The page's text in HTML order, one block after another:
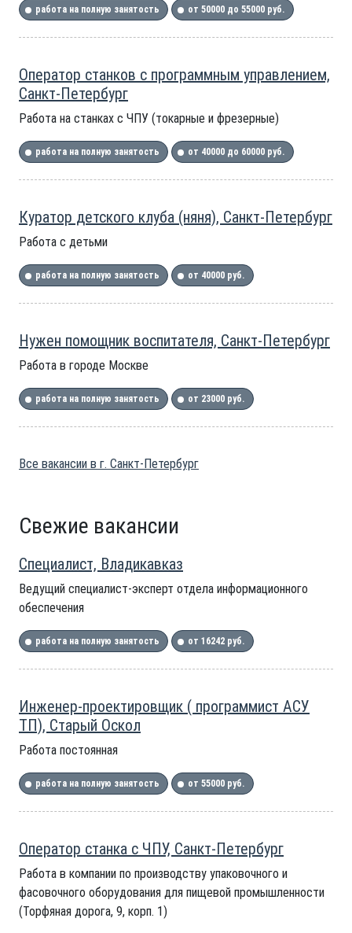
работа на полную занятость от 50000 до 55000 руб.
Оператор станков с программным управлением,
Санкт-Петербург
Работа на станках с ЧПУ (токарные и фрезерные)
работа на полную занятость от 40000 до 60000 руб.
Куратор детского клуба (няня), Санкт-Петербург
Работа с детьми
работа на полную занятость от 40000 руб.
Нужен помощник воспитателя, Санкт-Петербург
Работа в городе Москве
работа на полную занятость от 23000 руб.
Все вакансии в г. Санкт-Петербург
Свежие вакансии
Специалист, Владикавказ
Ведущий специалист-эксперт отдела информационного
обеспечения
работа на полную занятость от 16242 руб.
Инженер-проектировщик ( программист АСУ
ТП), Старый Оскол
Работа постоянная
работа на полную занятость от 55000 руб.
Оператор станка с ЧПУ, Санкт-Петербург
Работа в компании по производству упаковочного и
фасовочного оборудования для пищевой промышленности
(Торфяная дорога, 9, корп. 1)